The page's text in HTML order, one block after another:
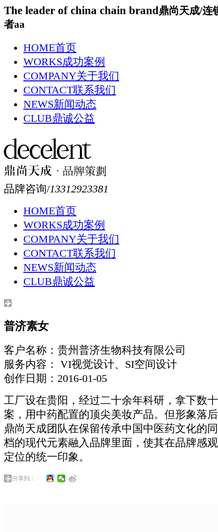
The leader of china chain brand鼎尚天成/连
者aa
HOME首页
WORKS成功案例
COMPANY关于我们
CONTACT联系我们
NEWS新闻动态
CLUB鼎诚公益
品牌咨询/13312923381
HOME首页
WORKS成功案例
COMPANY关于我们
CONTACT联系我们
NEWS新闻动态
CLUB鼎诚公益
普济素女
客户名称：贵州普济生物科技有限公司
服务内容： VI视觉设计、SI空间设计
创作日期：2016-01-05
工厂设在贵阳，经过二十余年科研，拿下数
案，用中药配置的顶尖美妆产品。但形象落
鼎尚天成团队在保留传承中国中医药文化的
档的现代元素融入品牌里面，使其在品牌感
定位的统一印象。
分享到：